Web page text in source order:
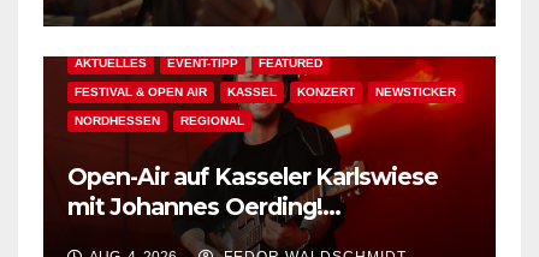
AKTUELLES EVENT-TIPP FEATURED
FESTIVAL & OPEN AIR KASSEL KONZERT NEWSTICKER
NORDHESSEN REGIONAL
Open-Air auf Kasseler Karlswiese
mit Johannes Oerding!
Zusatzkontingent an Tickets